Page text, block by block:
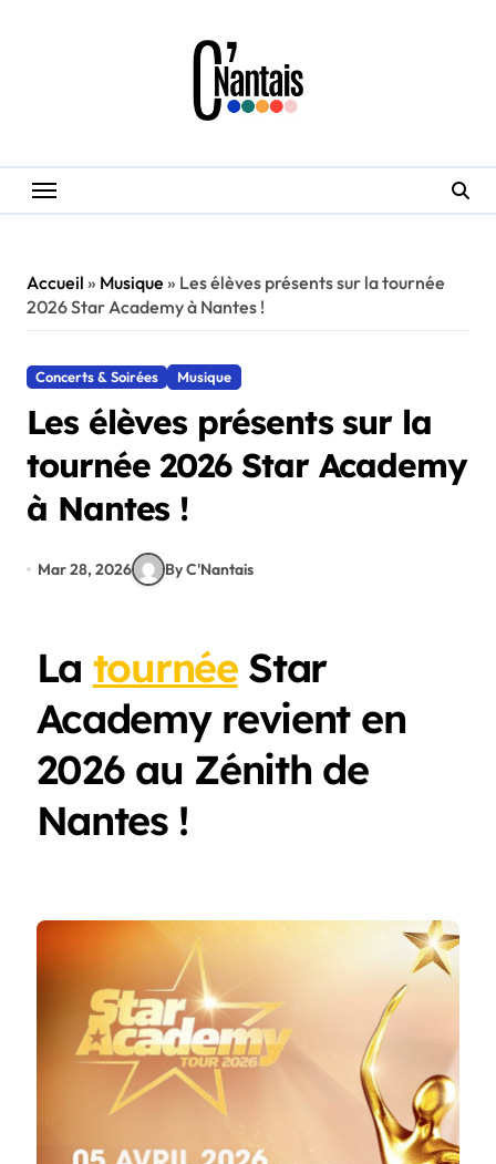
Accueil » Musique » Les élèves présents sur la tournée
2026 Star Academy à Nantes !
Concerts & Soirées Musique
Les élèves présents sur la
tournée 2026 Star Academy
à Nantes !
Mar 28, 2026 By C'Nantais
La tournéeStar
Academy revient en
2026 au Zénith de
Nantes !